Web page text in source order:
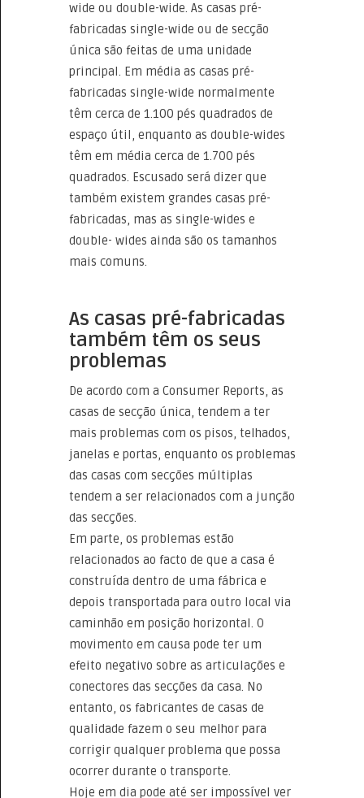
wide ou double-wide. As casas pré-
fabricadas single-wide ou de secção
única são feitas de uma unidade
principal. Em média as casas pré-
fabricadas single-wide normalmente
têm cerca de 1.100 pés quadrados de
espaço útil, enquanto as double-wides
têm em média cerca de 1.700 pés
quadrados. Escusado será dizer que
também existem grandes casas pré-
fabricadas, mas as single-wides e
double- wides ainda são os tamanhos
mais comuns.
As casas pré-fabricadas
também têm os seus
problemas
De acordo com a Consumer Reports, as
casas de secção única, tendem a ter
mais problemas com os pisos, telhados,
janelas e portas, enquanto os problemas
das casas com secções múltiplas
tendem a ser relacionados com a junção
das secções.
Em parte, os problemas estão
relacionados ao facto de que a casa é
construída dentro de uma fábrica e
depois transportada para outro local via
caminhão em posição horizontal. O
movimento em causa pode ter um
efeito negativo sobre as articulações e
conectores das secções da casa. No
entanto, os fabricantes de casas de
qualidade fazem o seu melhor para
corrigir qualquer problema que possa
ocorrer durante o transporte.
Hoje em dia pode até ser impossível ver